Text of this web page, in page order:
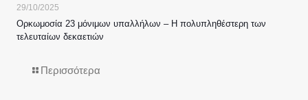
29/10/2025
Ορκωμοσία 23 μόνιμων υπαλλήλων – Η πολυπληθέστερη των
τελευταίων δεκαετιών
Περισσότερα